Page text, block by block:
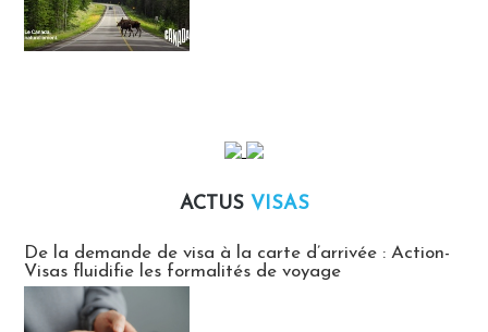
ACTUS VISAS
De la demande de visa à la carte d’arrivée : Action-
Visas fluidifie les formalités de voyage